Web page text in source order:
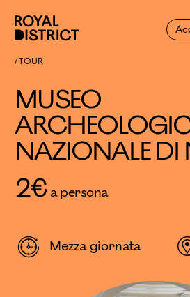
Royal District
TOUR
MUSEO
NAZIONALE DI
2€a persona
Mezza giornata